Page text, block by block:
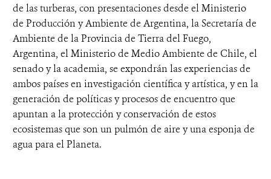
de las turberas, con presentaciones desde el Ministerio
de Producción y Ambiente de Argentina, la Secretaría de
Ambiente de la Provincia de Tierra del Fuego,
Argentina, el Ministerio de Medio Ambiente de Chile, el
senado y la academia, se expondrán las experiencias de
ambos países en investigación científica y artística, y en la
generación de políticas y procesos de encuentro que
apuntan a la protección y conservación de estos
ecosistemas que son un pulmón de aire y una esponja de
agua para el Planeta.